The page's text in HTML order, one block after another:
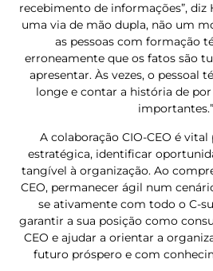
recebimento de informações”, diz
uma via de mão dupla, não um
as pessoas com formação
erroneamente que os fatos são
apresentar. Às vezes, o pessoal
longe e contar a história de por
importantes.”
A colaboração CIO-CEO é
estratégica, identificar
tangível à organização. Ao
CEO, permanecer ágil num
se ativamente com todo o C-
garantir a sua posição como
CEO e ajudar a orientar a
futuro próspero e com